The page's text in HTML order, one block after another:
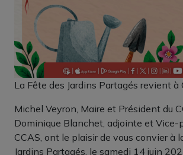
La Fête des Jardins Partagés revient à
Michel Veyron, Maire et Président du
Dominique Blanchet, adjointe et Vice-
CCAS, ont le plaisir de vous convier à
Jardins Partagés, le samedi 14 juin